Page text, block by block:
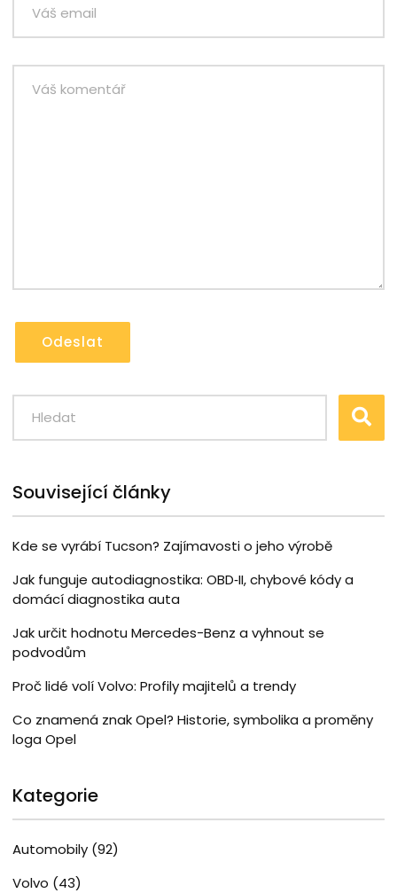
Odeslat
Související články
Kde se vyrábí Tucson? Zajímavosti o jeho výrobě
Jak funguje autodiagnostika: OBD‑II, chybové kódy a
domácí diagnostika auta
Jak určit hodnotu Mercedes-Benz a vyhnout se
podvodům
Proč lidé volí Volvo: Profily majitelů a trendy
Co znamená znak Opel? Historie, symbolika a proměny
loga Opel
Kategorie
Automobily (92)
Volvo (43)